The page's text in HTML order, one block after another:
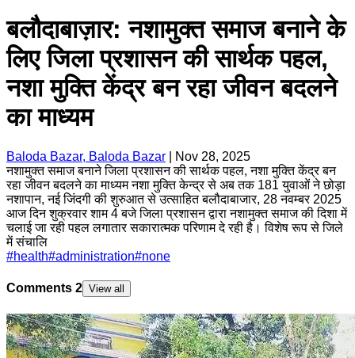
बलौदाबाज़ार: नशामुक्त समाज बनाने के
लिए जिला प्रशासन की सार्थक पहल,
नशा मुक्ति केंद्र बन रहा जीवन बदलने
का माध्यम
Baloda Bazar, Baloda Bazar
Nov 28, 2025
नशामुक्त समाज बनाने जिला प्रशासन की सार्थक पहल, नशा मुक्ति केंद्र बन
रहा जीवन बदलने का माध्यम नशा मुक्ति केन्द्र से अब तक 181 युवाओं ने छोड़ा
नशापान, नई जिंदगी की शुरुआत से उत्साहित बलौदाबाजार, 28 नवम्बर 2025
आज दिन शुक्रवार शाम 4 बजे जिला प्रशासन द्वारा नशामुक्त समाज की दिशा में
चलाई जा रही पहल लगातार सकारात्मक परिणाम दे रही है। विशेष रूप से जिले
में संचालि
#health#administration#none
Comments 2 View all